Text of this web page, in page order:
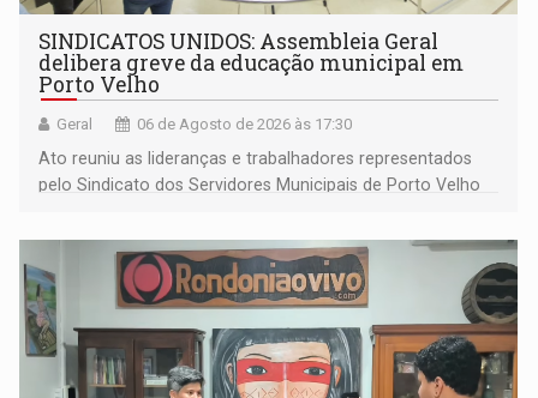
SINDICATOS UNIDOS: Assembleia Geral
delibera greve da educação municipal em
Porto Velho
Geral 06 de Agosto de 2026 às 17:30
Ato reuniu as lideranças e trabalhadores representados
pelo Sindicato dos Servidores Municipais de Porto Velho